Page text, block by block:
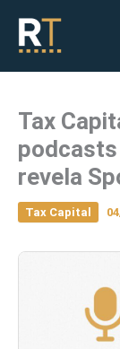
conteúdo
Tax
revela
Tax Capital